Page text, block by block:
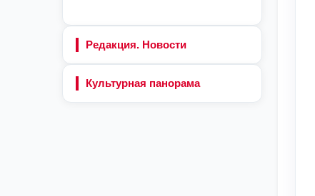
Редакция. Новости
Культурная панорама